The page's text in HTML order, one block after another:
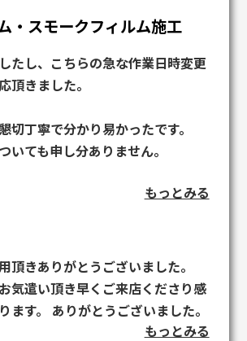
・スモークフィルム施工
たし、こちらの急な作業日時変更
頂きました。
切丁寧で分かり易かったです。
いても申し分ありません。
いた部分を拝見しましたが、この技
変満足しています。
リーズナブルだと思っています。
も大変良く、安心して車を預ける
。代車も綺麗でしたし、何の不満
。ありがとうございました！
もっとみる
頂きありがとうございました。
気遣い頂き早くご来店くださり感
ます。 ありがとうございました。
もっとみる